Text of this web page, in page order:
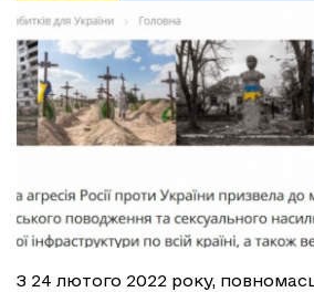
З 24 лютого 2022 року,